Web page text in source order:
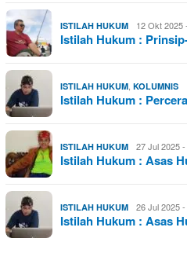
ISTILAH HUKUM 12 Okt 2025
Istilah Hukum :
ISTILAH HUKUM, KOLUMNIS
Istilah Hukum :
ISTILAH HUKUM 27 Jul 2025
Istilah Hukum : Asas
ISTILAH HUKUM 26 Jul 2025
Istilah Hukum : Asas